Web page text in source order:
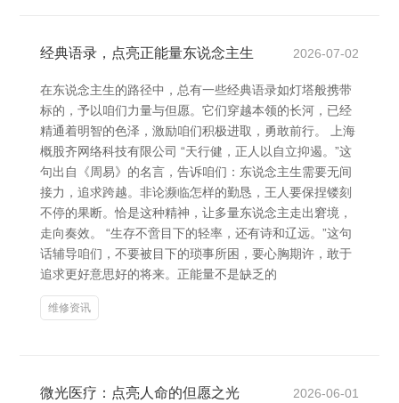
经典语录，点亮正能量东说念主生 2026-07-02
在东说念主生的路径中，总有一些经典语录如灯塔般携带
标的，予以咱们力量与但愿。它们穿越本领的长河，已经
精通着明智的色泽，激励咱们积极进取，勇敢前行。 上海
概股齐网络科技有限公司 “天行健，正人以自立抑遏。”这
句出自《周易》的名言，告诉咱们：东说念主生需要无间
接力，追求跨越。非论濒临怎样的勤恳，王人要保捏镂刻
不停的果断。恰是这种精神，让多量东说念主走出窘境，
走向奏效。 “生存不啻目下的轻率，还有诗和辽远。”这句
话辅导咱们，不要被目下的琐事所困，要心胸期许，敢于
追求更好意思好的将来。正能量不是缺乏的
维修资讯
微光医疗：点亮人命的但愿之光 2026-06-01